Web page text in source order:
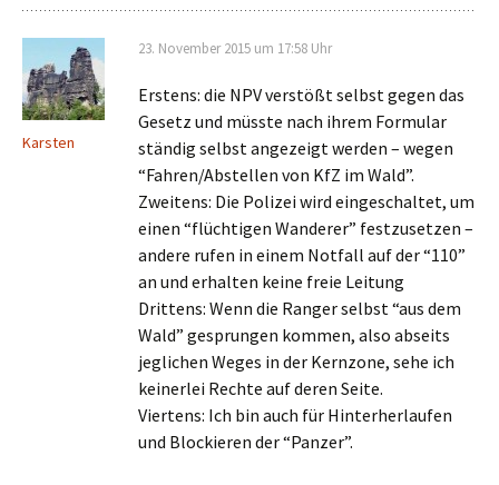
Karsten
23. November 2015 um 17:58 Uhr
Erstens: die NPV verstößt selbst gegen das
Gesetz und müsste nach ihrem Formular
ständig selbst angezeigt werden – wegen
“Fahren/Abstellen von KfZ im Wald”.
Zweitens: Die Polizei wird eingeschaltet, um
einen “flüchtigen Wanderer” festzusetzen –
andere rufen in einem Notfall auf der “110”
an und erhalten keine freie Leitung
Drittens: Wenn die Ranger selbst “aus dem
Wald” gesprungen kommen, also abseits
jeglichen Weges in der Kernzone, sehe ich
keinerlei Rechte auf deren Seite.
Viertens: Ich bin auch für Hinterherlaufen
und Blockieren der “Panzer”.